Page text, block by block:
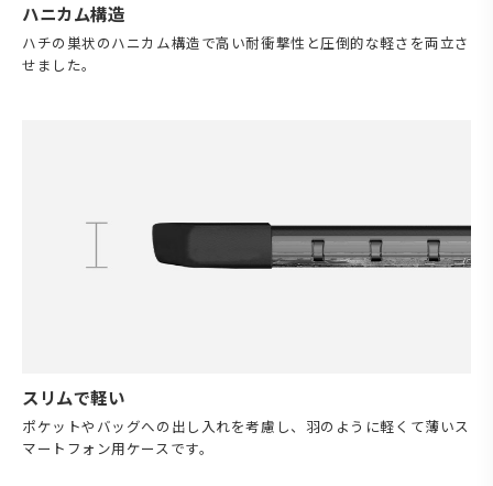
ハニカム構造
ハチの巣状のハニカム構造で高い耐衝撃性と圧倒的な軽さを両立さ
せました。
スリムで軽い
ポケットやバッグへの出し入れを考慮し、羽のように軽くて薄いス
マートフォン用ケースです。